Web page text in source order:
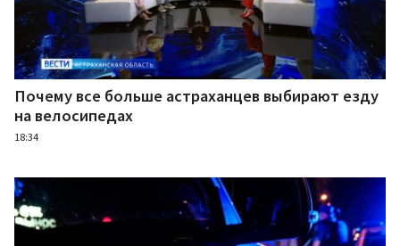
Почему все больше астраханцев выбирают езду
на велосипедах
18:34